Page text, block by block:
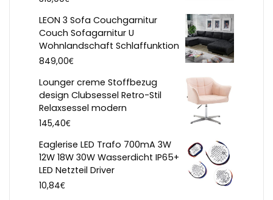
LEON 3 Sofa Couchgarnitur
Couch Sofagarnitur U
Wohnlandschaft Schlaffunktion
849,00€
Lounger creme Stoffbezug
design Clubsessel Retro-Stil
Relaxsessel modern
145,40€
Eaglerise LED Trafo 700mA 3W
12W 18W 30W Wasserdicht IP65+
LED Netzteil Driver
10,84€